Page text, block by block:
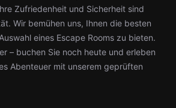
Zufriedenheit und Sicherheit sind
Wir bemühen uns, Ihnen die besten
eines Escape Rooms zu bieten.
– buchen Sie noch heute und erleben
Abenteuer mit unserem geprüften